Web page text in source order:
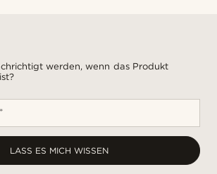
werden, wenn das Produkt
LASS ES MICH WISSEN